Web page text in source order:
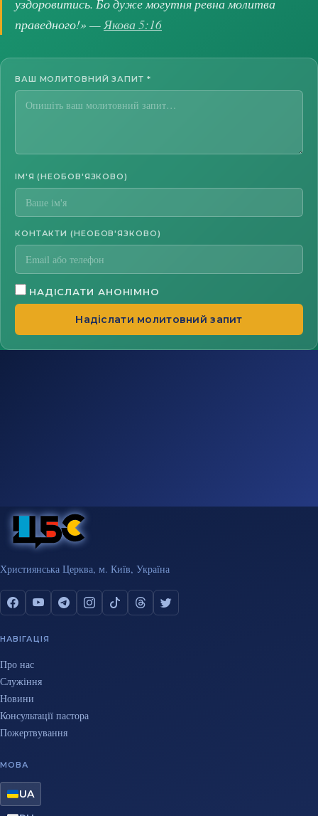
уздоровитись. Бо дуже могутня ревна молитва
праведного!» —Якова 5:16
ВАШ МОЛИТОВНИЙ ЗАПИТ *
ІМ'Я (НЕОБОВ'ЯЗКОВО)
КОНТАКТИ (НЕОБОВ'ЯЗКОВО)
НАДІСЛАТИ АНОНІМНО
Надіслати молитовний запит
Християнська Церква, м. Київ, Україна
НАВІГАЦІЯ
Про нас
Служіння
Новини
Консультації пастора
Пожертвування
МОВА
UA